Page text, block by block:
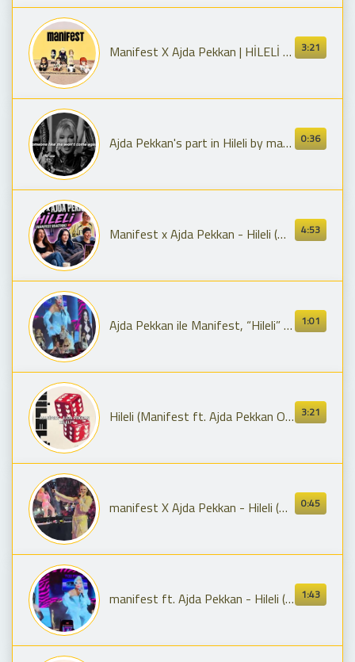
3:21
Manifest X Ajda Pekkan | HİLELİ PKXD VERSİYON | #000 #pkxd #pkxdarquivos
0:36
Ajda Pekkan's part in Hileli by manifest (English Translation) /LYRİCS
4:53
Manifest x Ajda Pekkan - Hileli (Manifest Reaction) 🇹🇷
1:01
Ajda Pekkan ile Manifest, “Hileli” İstanbul Festival #show #music #konser
3:21
Hileli (Manifest ft. Ajda Pekkan Original Music Video)
0:45
manifest X Ajda Pekkan - Hileli (Ülker Sports Arena)
1:43
manifest ft. Ajda Pekkan - Hileli (Manifestival 1. Gün) | 10.07.2026